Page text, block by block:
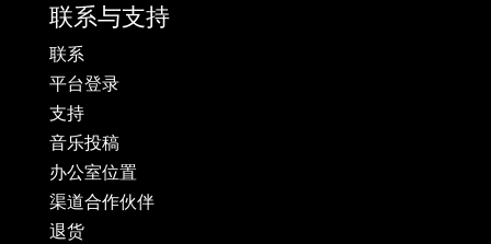
联系与支持
联系
平台登录
支持
音乐投稿
办公室位置
渠道合作伙伴
退货